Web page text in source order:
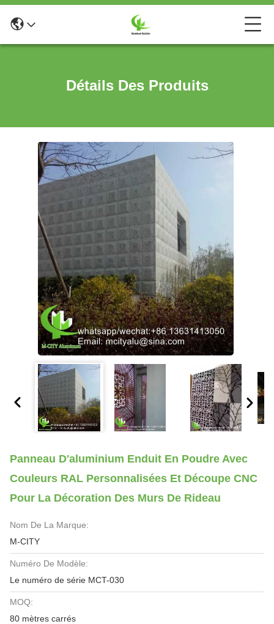
Détails Des Produits
Panneau D'aluminium Enduit En Poudre Avec
Couleurs RAL Personnalisées Et Découpe CNC
Pour La Décoration Des Murs De Rideau
Nom De La Marque:
M-CITY
Numéro De Modèle:
Le numéro de série MCT-030
MOQ:
80 mètres carrés